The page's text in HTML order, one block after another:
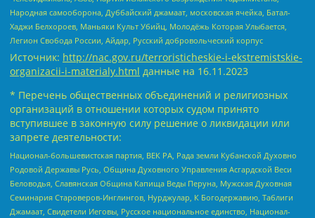
Народная самооборона, Дуббайский джамаат, московская ячейка, Батал-
Хаджи Белхороев, Маньяки Культ Убийц, Молодёжь Которая Улыбается,
Легион Свобода России, Айдар, Русский добровольческий корпус
Источник: http://nac.gov.ru/terroristicheskie-i-ekstremistskie-
organizacii-i-materialy.html данные на 16.11.2023
* Перечень общественных объединений и религиозных
организаций в отношении которых судом принято
вступившее в законную силу решение о ликвидации или
запрете деятельности:
Национал-большевистская партия, ВЕК РА, Рада земли Кубанской Духовно
Родовой Державы Русь, Община Духовного Управления Асгардской Веси
Беловодья, Славянская Община Капища Веды Перуна, Мужская Духовная
Семинария Староверов-Инглингов, Нурджулар, К Богодержавию, Таблиги
Джамаат, Свидетели Иеговы, Русское национальное единство, Национал-